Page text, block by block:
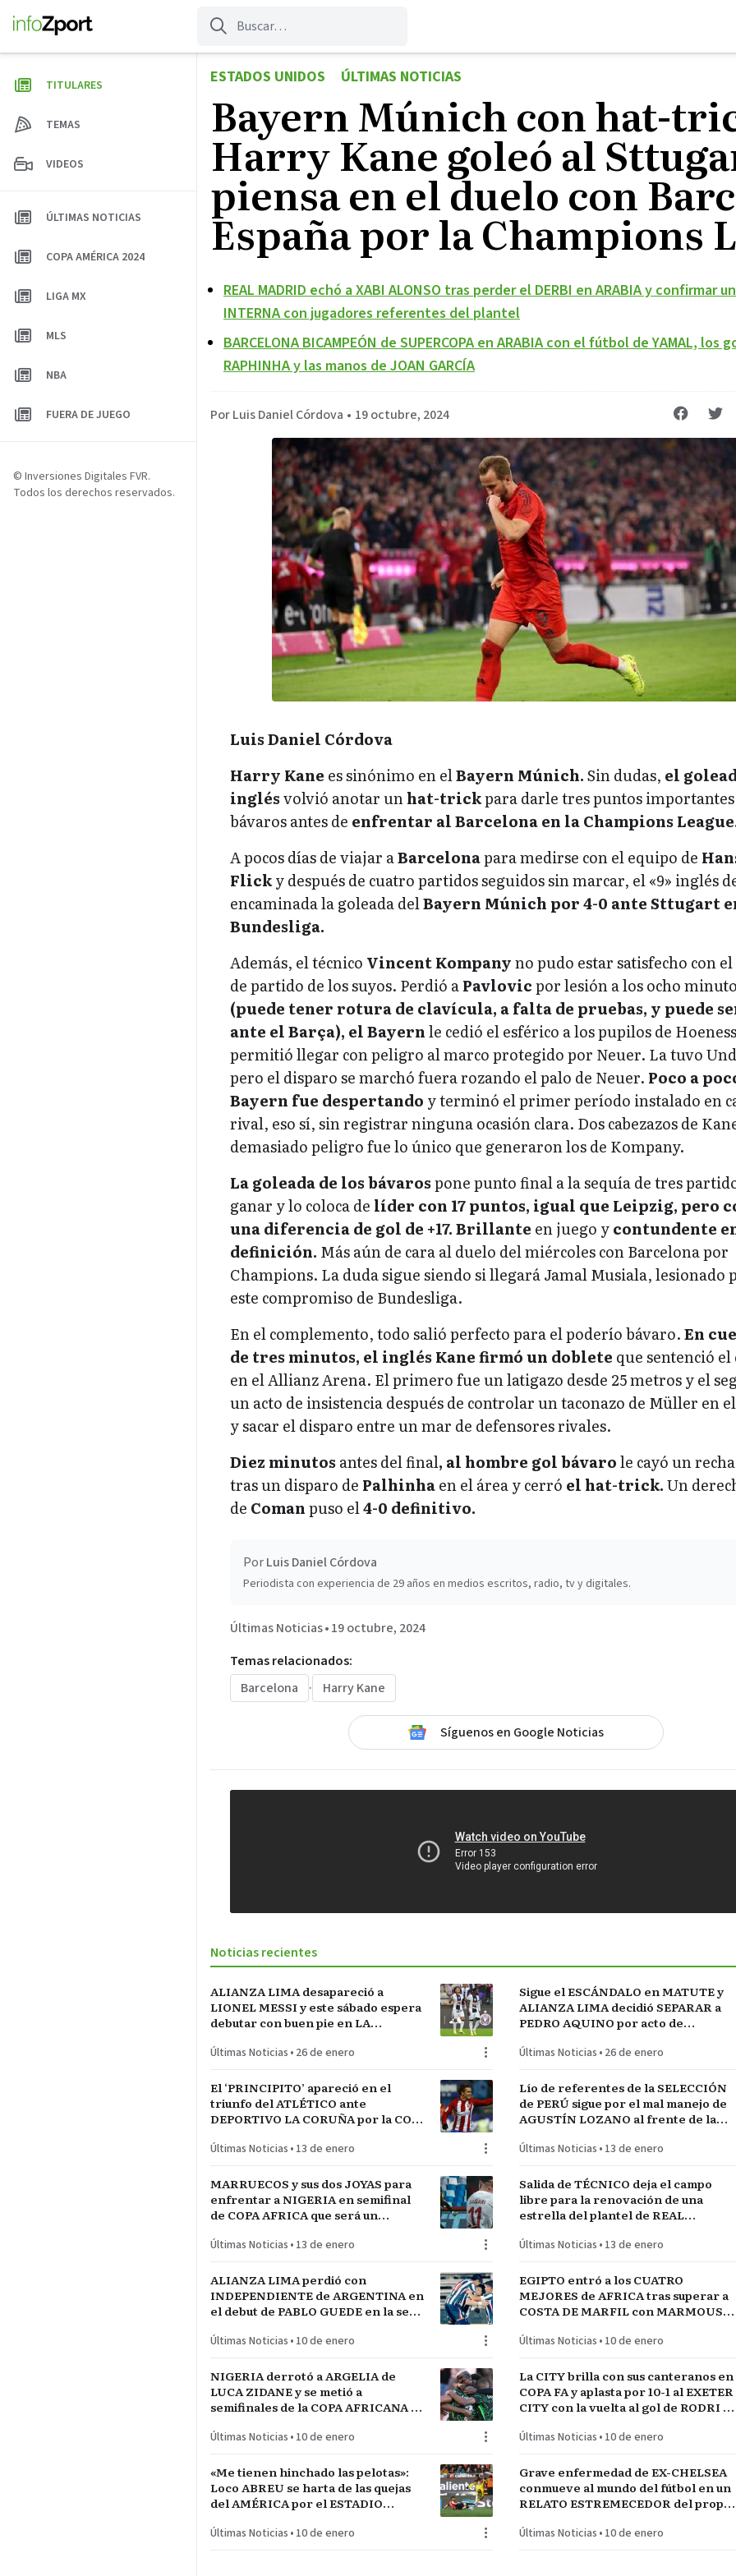
contenido
ESTADOS UNIDOS ÚLTIMAS NOTICIAS
Bayern Múnich con hat-
Harry Kane goleó al
piensa en el duelo con
España por la Champions
REAL MADRID echó a XABI ALONSO tras perder el DERBI en ARABIA y confirmar
INTERNA con jugadores referentes del plantel
BARCELONA BICAMPEÓN de SUPERCOPA en ARABIA con el fútbol de YAMAL, los
RAPHINHA y las manos de JOAN GARCÍA
Por Luis Daniel Córdova • 19 octubre, 2024
Luis Daniel Córdova
Harry Kane es sinónimo en elBayern Múnich.Sin dudas, el
inglésvolvió anotar unhat-trickpara darle tres puntos importantes
bávaros antes de enfrentar al Barcelona en la Champions
A pocos días de viajar aBarcelonapara medirse con el equipo de
Flicky después de cuatro partidos seguidos sin marcar, el «9» inglés
encaminada la goleada delBayern Múnich por 4-0 ante Sttugart
Bundesliga.
Además, el técnico Vincent Kompanyno pudo estar satisfecho con
de partido de los suyos. Perdió aPavlovicpor lesión a los ocho
(puede tener rotura de clavícula, a falta de pruebas, y puede
ante el Barça), el Bayernle cedió el esférico a los pupilos de
permitió llegar con peligro al marco protegido por Neuer. La tuvo
pero el disparo se marchó fuera rozando el palo de Neuer. Poco a
Bayern fue despertando y terminó el primer período instalado en
rival, eso sí, sin registrar ninguna ocasión clara. Dos cabezazos de
demasiado peligro fue lo único que generaron los de Kompany.
La goleada de los bávarospone punto final a la sequía de tres
ganar y lo coloca de líder con 17 puntos, igual que Leipzig, pero
una diferencia de gol de +17. Brillante en juego ycontundente
definición. Más aún de cara al duelo del miércoles con Barcelona por
Champions. La duda sigue siendo si llegará Jamal Musiala, lesionado
este compromiso de Bundesliga.
En el complemento, todo salió perfecto para el poderío bávaro.En
de tres minutos, el inglés Kane firmó un doblete que sentenció
en el Allianz Arena. El primero fue un latigazo desde 25 metros y el
un acto de insistencia después de controlar un taconazo de Müller en
y sacar el disparo entre un mar de defensores rivales.
Diez minutos antes del final, al hombre gol bávarole cayó un
tras un disparo de Palhinhaen el área y cerró el hat-trick.Un
de Comanpuso el4-0 definitivo.
PorLuis Daniel Córdova
Periodista con experiencia de 29 años en medios escritos, radio, tv y digitales.
Últimas Noticias•19 octubre, 2024
Temas relacionados:
Barcelona
· Harry Kane
Síguenos en Google Noticias
Noticias recientes
ALIANZA LIMA desapareció a
LIONEL MESSI y este sábado espera
debutar con buen pie en LA
Últimas Noticias • 26 de enero
Sigue el ESCÁNDALO en MATUTE y
ALIANZA LIMA decidió SEPARAR a
PEDRO AQUINO por acto de
Últimas Noticias • 26 de enero
El ‘PRINCIPITO’ apareció en el
triunfo del ATLÉTICO ante
DEPORTIVO LA CORUÑA por la COPA
Últimas Noticias • 13 de enero
Lío de referentes de la SELECCIÓN
de PERÚ sigue por el mal manejo de
AGUSTÍN LOZANO al frente de la
Últimas Noticias • 13 de enero
MARRUECOS y sus dos JOYAS para
enfrentar a NIGERIA en semifinal
de COPA AFRICA que será un
reservado
Últimas Noticias • 13 de enero
Salida de TÉCNICO deja el campo
libre para la renovación de una
estrella del plantel de REAL
Últimas Noticias • 13 de enero
ALIANZA LIMA perdió con
INDEPENDIENTE de ARGENTINA en
el debut de PABLO GUEDE en la serie
Últimas Noticias • 10 de enero
EGIPTO entró a los CUATRO
MEJORES de AFRICA tras superar a
COSTA DE MARFIL con MARMOUSH
Últimas Noticias • 10 de enero
NIGERIA derrotó a ARGELIA de
LUCA ZIDANE y se metió a
semifinales de la COPA AFRICANA de
Últimas Noticias • 10 de enero
La CITY brilla con sus canteranos en
COPA FA y aplasta por 10-1 al EXETER
CITY con la vuelta al gol de RODRI y
Últimas Noticias • 10 de enero
«Me tienen hinchado las pelotas»:
Loco ABREU se harta de las quejas
del AMÉRICA por el ESTADIO
Últimas Noticias • 10 de enero
Grave enfermedad de EX-CHELSEA
conmueve al mundo del fútbol en un
RELATO ESTREMECEDOR del propio
Últimas Noticias • 10 de enero
TITULARES
TEMAS
VIDEOS
ÚLTIMAS NOTICIAS
COPA AMÉRICA 2024
LIGA MX
MLS
NBA
FUERA DE JUEGO
© Inversiones Digitales FVR.
Todos los derechos reservados.